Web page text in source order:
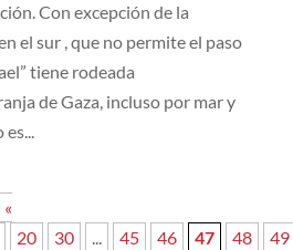
Con excepción de la
el sur , que no permite el paso
tiene rodeada
de Gaza, incluso por mar y
es...
«
20 30 ... 45 46 47 48
49